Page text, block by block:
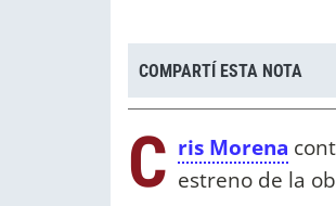
COMPARTÍ ESTA NOTA
C ris Morena
estreno de la